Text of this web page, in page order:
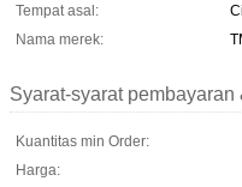
Tempat asal:
Nama merek:
Syarat-syarat pembayaran
Kuantitas min Order:
Harga: